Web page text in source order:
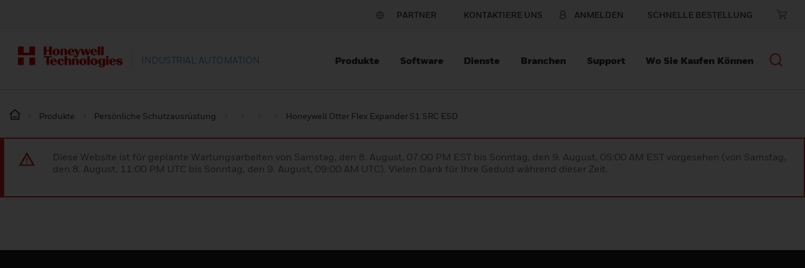
PARTNER KONTAKTIERE UNS ANMELDEN SCHNELLE BESTELLUNG
INDUSTRIAL AUTOMATION Produkte Software Dienste Branchen Support Wo Sie Kaufen Können
Produkte Persönliche Schutzausrüstung Honeywell Otter Flex Expander S1 SRC ESD
Diese Website ist für geplante Wartungsarbeiten von Samstag, den 8. August, 07:00 PM EST bis Sonntag, den 9. August, 05:00 AM EST vorgesehen (von Samstag,
den 8. August, 11:00 PM UTC bis Sonntag, den 9. August, 09:00 AM UTC). Vielen Dank für Ihre Geduld während dieser Zeit.